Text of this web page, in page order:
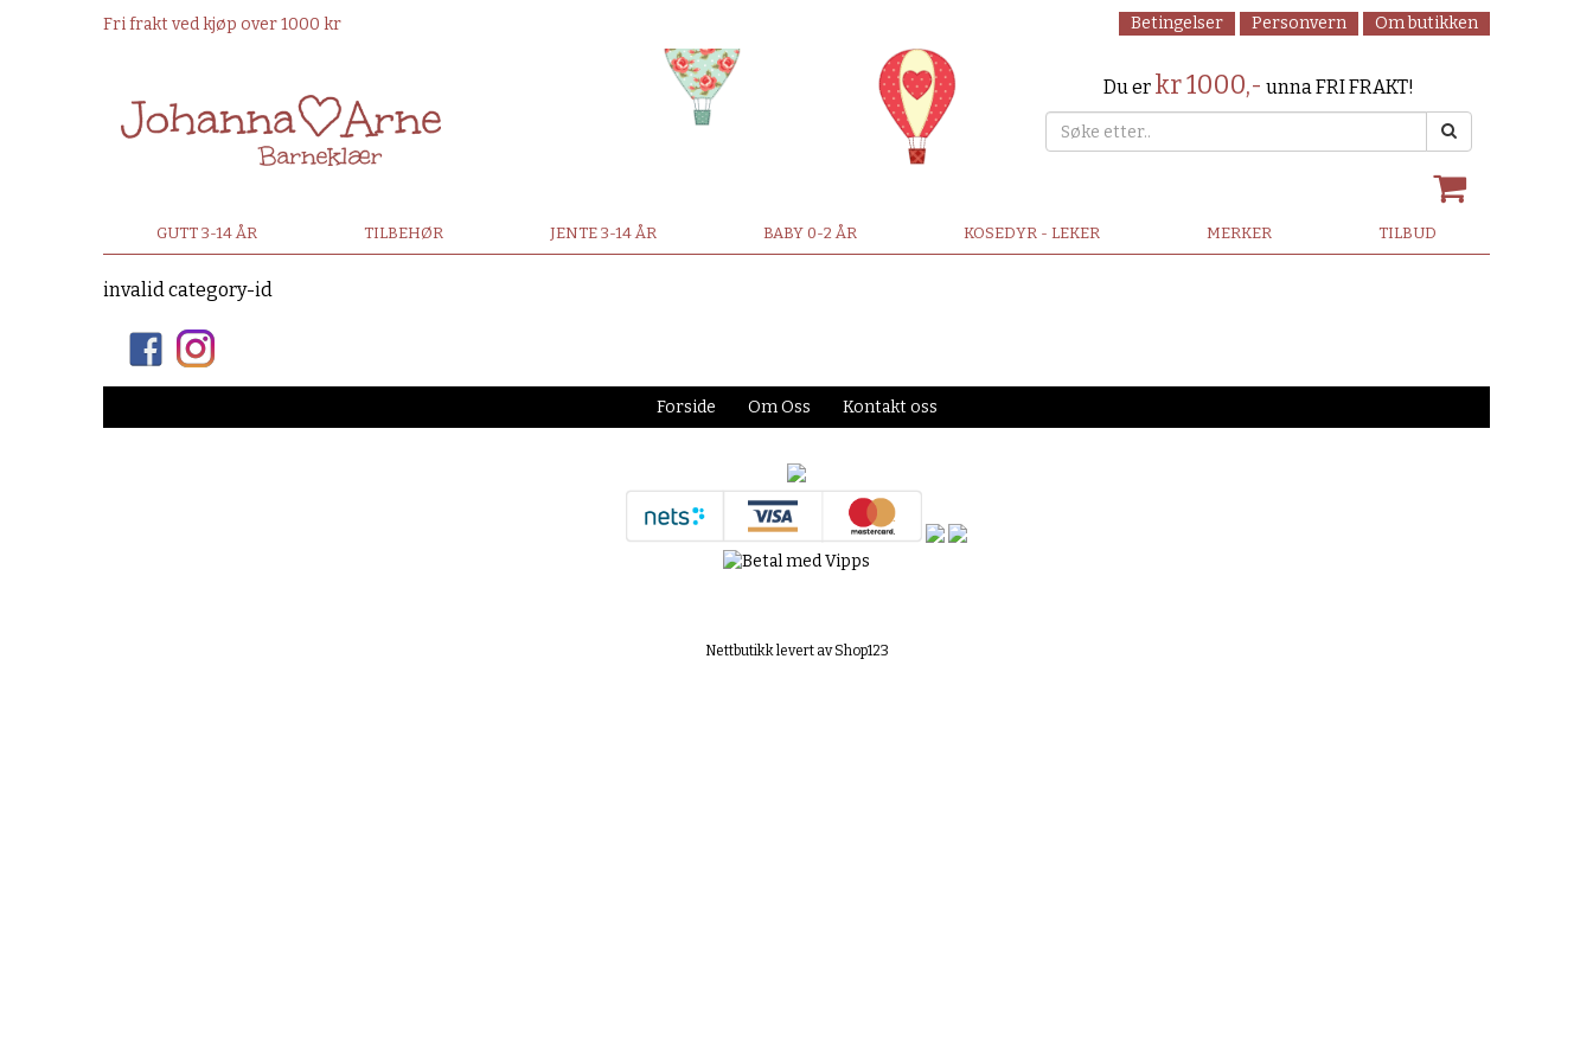
Fri frakt ved kjøp over 1000 kr Betingelser Personvern Om butikken
Du er kr 1000,- unna FRI FRAKT!
GUTT 3-14 ÅR TILBEHØR JENTE 3-14 ÅR BABY 0-2 ÅR KOSEDYR - LEKER MERKER TILBUD
invalid category-id
Forside Om Oss Kontakt oss
Nettbutikk levert av Shop123